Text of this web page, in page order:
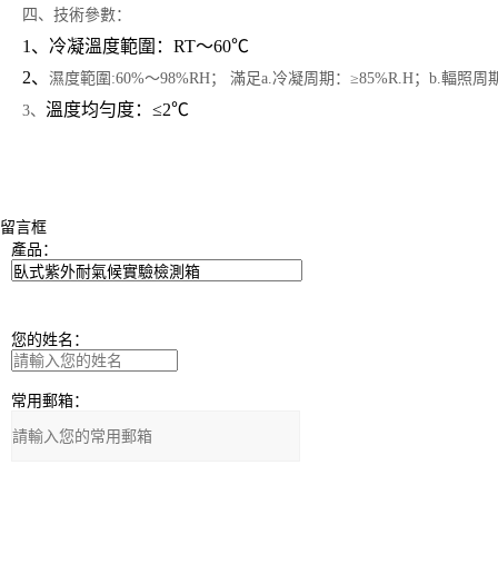
四、技術參數：
1、冷凝溫度範圍：RT～60℃
2、 濕度範圍:60%～98%RH； 滿足a.冷凝周期：≥85%R.H；b.輻照周
3、 溫度均勻度：≤2℃
留言框
產品：
您的姓名：
常用郵箱：